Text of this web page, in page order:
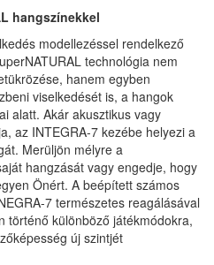
hangszínekkel
modellezéssel rendelkező
technológia nem
hanem egyben
viselkedését is, a hangok
alatt. Akár akusztikus vagy
az INTEGRA-7 kezébe helyezi a
Merüljön mélyre a
hangzását vagy engedje, hogy
Önért. A beépített számos
7 természetes reagálásával
történő különböző játékmódokra,
új szintjét